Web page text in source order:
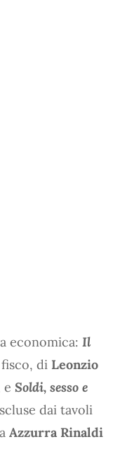
economica: Il
di Leonzio
e Soldi, sesso e
dai tavoli
Azzurra Rinaldi